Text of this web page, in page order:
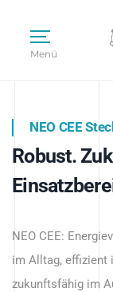
Menü
NEO CEE
Robust.
NEO CEE:
im Alltag, effizient
zukunftsfähig im
Intelligenz
Anwendungen –
zukunftsfähig.